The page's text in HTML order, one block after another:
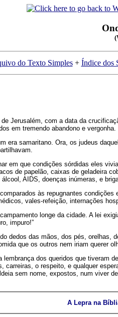
do Texto Simples+ Índice dos
Jerusalém, com a data da
em tremendo abandono e vergonha.
era samaritano. Ora, os judeus
em que condições sórdidas eles
de papelão, caixas de geladeira
AIDS, doenças inúmeras, e
às repugnantes
vales-refeição, internações
longe da cidade. A lei
impuro!”
dedos das mãos, dos pés,
que os outros nem iriam querer
dos queridos que tiveram
carreiras, o respeito, e qualquer
sem nome, expostos, num viver
A Lepra na